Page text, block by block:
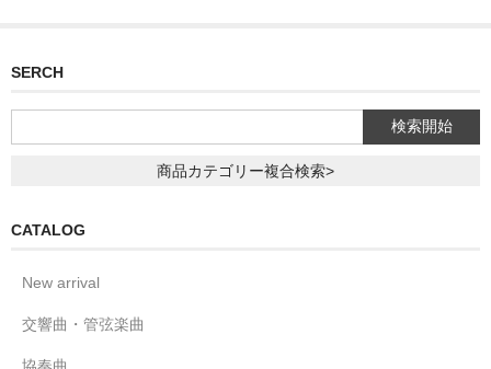
SERCH
商品カテゴリー複合検索>
CATALOG
New arrival
交響曲・管弦楽曲